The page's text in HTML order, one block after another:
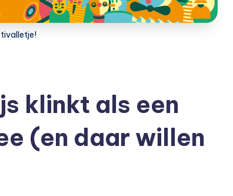
klinkt als een
(en daar willen